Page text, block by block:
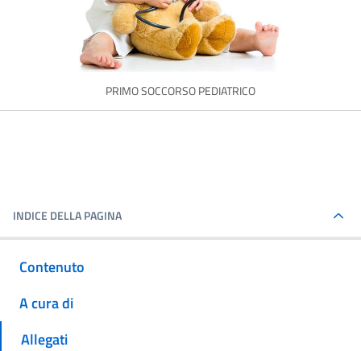
PRIMO SOCCORSO PEDIATRICO
INDICE DELLA PAGINA
Contenuto
A cura di
Allegati